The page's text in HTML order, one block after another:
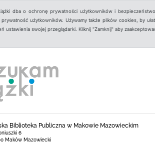
dba o ochronę prywatności użytkowników i
użytkowników. Używamy także plików cookies, by
ustawienia swojej przeglądarki. Kliknij "Zamknij" aby
Biblioteka Publiczna w Makowie Mazowieckim
6
Maków Mazowiecki